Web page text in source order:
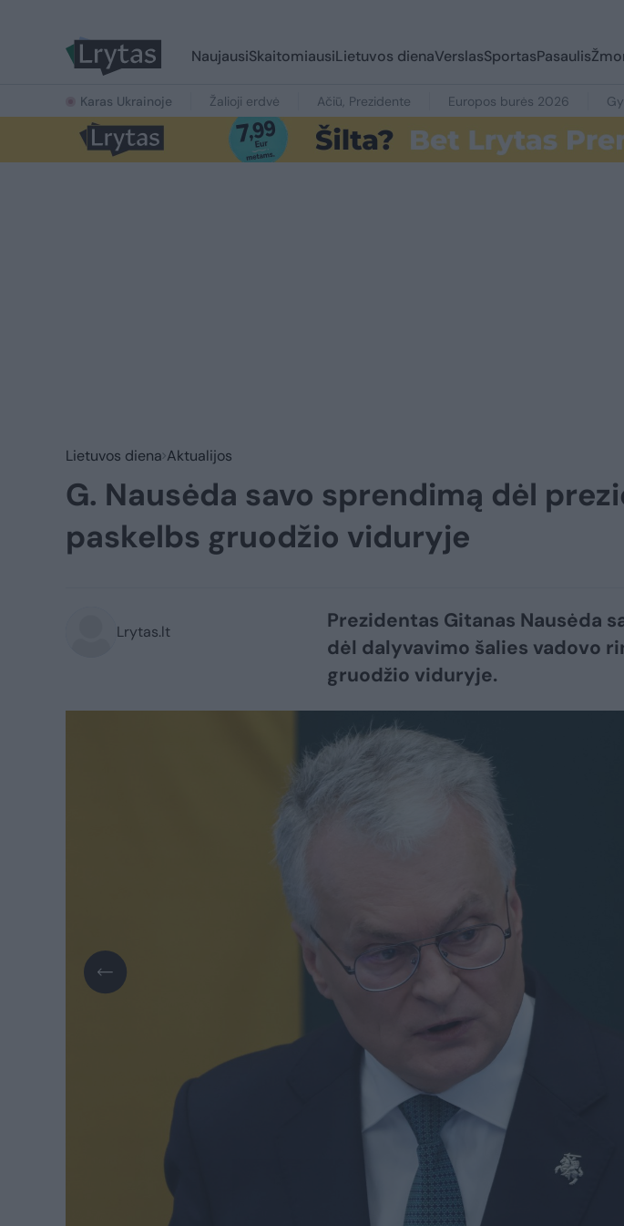
NaujausiSkaitomiausiLietuvos dienaVerslasSportasPasaulis
Karas Ukrainoje Žalioji erdvė Ačiū, Prezidente Europos burės 2026
Lietuvos diena Aktualijos
G. Nausėda savo sprendimą dėl
paskelbs gruodžio viduryje
Lrytas.lt
Prezidentas Gitanas Nausėda
dėl dalyvavimo šalies vadovo
gruodžio viduryje.